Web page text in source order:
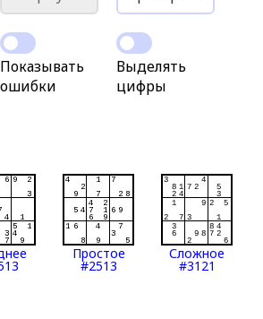
Показывать
ошибки
Выделять
цифры
Простое
#2513
Сложное
#3121